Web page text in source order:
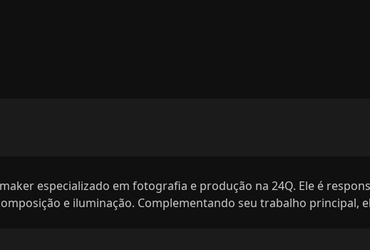
especializado em fotografia e produção na 24Q. Ele é
e iluminação. Complementando seu trabalho principal,